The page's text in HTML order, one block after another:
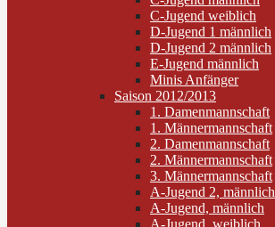
C-Jugend weiblich
D-Jugend 1 männlich
D-Jugend 2 männlich
E-Jugend männlich
Minis Anfänger
Saison 2012/2013
1. Damenmannschaft
1. Männermannschaft
2. Damenmannschaft
2. Männermannschaft
3. Männermannschaft
A-Jugend 2, männlich
A-Jugend, männlich
A-Jugend, weiblich